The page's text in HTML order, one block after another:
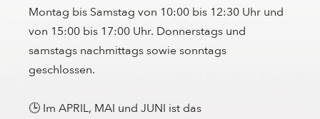
Montag bis Samstag von 10:00 bis 12:30 Uhr und
von 15:00 bis 17:00 Uhr. Donnerstags und
samstags nachmittags sowie sonntags
geschlossen.
🕒 Im APRIL, MAI und JUNI ist das